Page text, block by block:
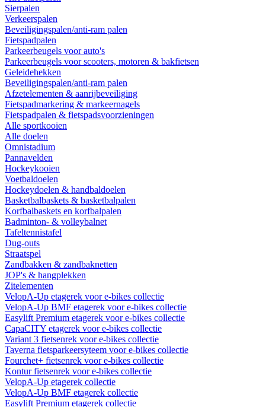
Sierpalen
Verkeerspalen
Beveiligingspalen/anti-ram palen
Fietspadpalen
Parkeerbeugels voor auto's
Parkeerbeugels voor scooters, motoren & bakfietsen
Geleidehekken
Beveiligingspalen/anti-ram palen
Afzetelementen & aanrijbeveiliging
Fietspadmarkering & markeernagels
Fietspadpalen & fietspadsvoorzieningen
Alle sportkooien
Alle doelen
Omnistadium
Pannavelden
Hockeykooien
Voetbaldoelen
Hockeydoelen & handbaldoelen
Basketbalbaskets & basketbalpalen
Korfbalbaskets en korfbalpalen
Badminton- & volleybalnet
Tafeltennistafel
Dug-outs
Straatspel
Zandbakken & zandbaknetten
JOP's & hangplekken
Zitelementen
VelopA-Up etagerek voor e-bikes collectie
VelopA-Up BMF etagerek voor e-bikes collectie
Easylift Premium etagerek voor e-bikes collectie
CapaCITY etagerek voor e-bikes collectie
Variant 3 fietsenrek voor e-bikes collectie
Taverna fietsparkeersyteem voor e-bikes collectie
Fourchet+ fietsenrek voor e-bikes collectie
Kontur fietsenrek voor e-bikes collectie
VelopA-Up etagerek collectie
VelopA-Up BMF etagerek collectie
Easylift Premium etagerek collectie